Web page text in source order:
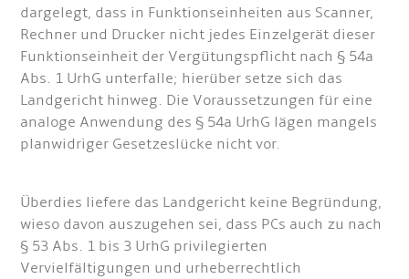
dargelegt, dass in Funktionseinheiten aus Scanner,
Rechner und Drucker nicht jedes Einzelgerät dieser
Funktionseinheit der Vergütungspflicht nach § 54a
Abs. 1 UrhG unterfalle; hierüber setze sich das
Landgericht hinweg. Die Voraussetzungen für eine
analoge Anwendung des § 54a UrhG lägen mangels
planwidriger Gesetzeslücke nicht vor.
Überdies liefere das Landgericht keine Begründung,
wieso davon auszugehen sei, dass PCs auch zu nach
§ 53 Abs. 1 bis 3 UrhG privilegierten
Vervielfältigungen und urheberrechtlich